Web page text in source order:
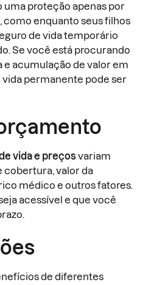
uma proteção apenas por
enquanto seus filhos
de vida temporário
Se você está procurando
acumulação de valor em
permanente pode ser
vida e preços variam
cobertura, valor da
médico e outros fatores.
acessível e que você
de diferentes